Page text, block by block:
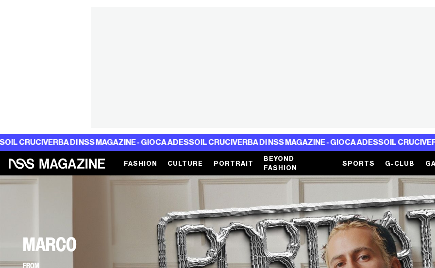
DI NSS MAGAZINE - GIOCA ADESSOIL CRUCIVERBA DI NSS MAGAZINE - GIOCA ADESSOIL CRUCIVERBA DI
FASHION CULTURE PORTRAIT
BEYOND
FASHION
SPORTS G-CLUB
MARCO
FROM